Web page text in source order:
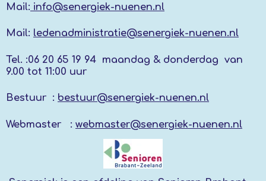
Mail: info@senergiek-nuenen.nl
Mail: ledenadministratie@senergiek-nuenen.nl
Tel. :06 20 65 19 94 maandag & donderdag van
9.00 tot 11:00 uur
Bestuur : bestuur@senergiek-nuenen.nl
Webmaster : webmaster@senergiek-nuenen.nl